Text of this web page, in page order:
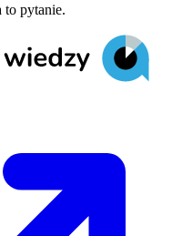
to pytanie.